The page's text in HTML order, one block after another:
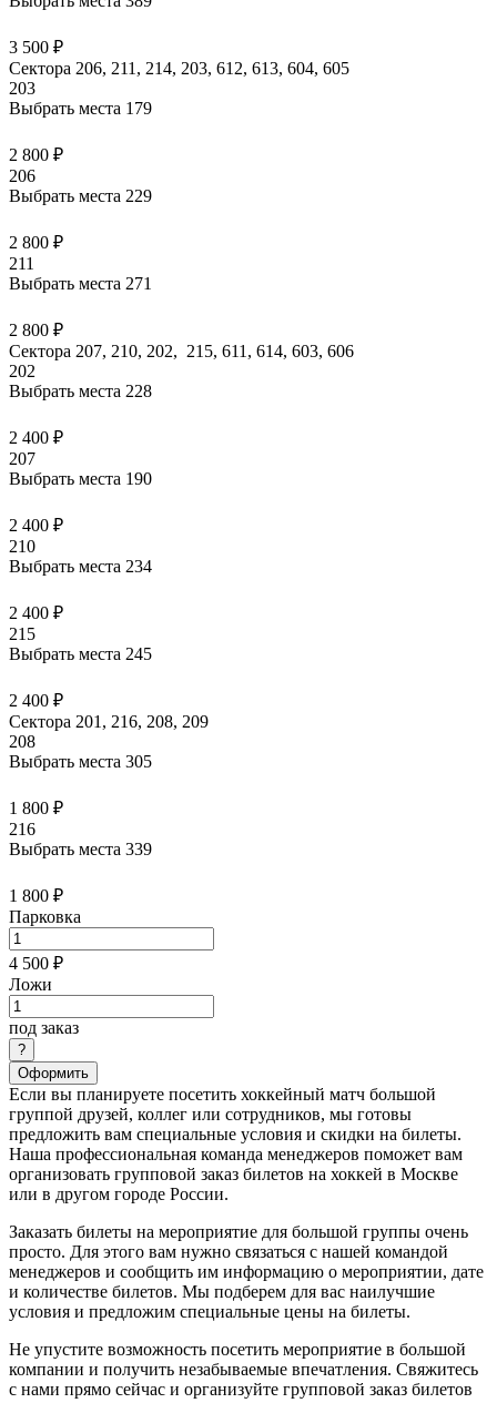
3 500 ₽
Сектора 206, 211, 214, 203, 612, 613, 604, 605
203
Выбрать места 179
2 800 ₽
206
Выбрать места 229
2 800 ₽
211
Выбрать места 271
2 800 ₽
Сектора 207, 210, 202, 215, 611, 614, 603, 606
202
Выбрать места 228
2 400 ₽
207
Выбрать места 190
2 400 ₽
210
Выбрать места 234
2 400 ₽
215
Выбрать места 245
2 400 ₽
Сектора 201, 216, 208, 209
208
Выбрать места 305
1 800 ₽
216
Выбрать места 339
1 800 ₽
Парковка
4 500 ₽
Ложи
под заказ
Оформить
Если вы планируете посетить хоккейный матч большой
группой друзей, коллег или сотрудников, мы готовы
предложить вам специальные условия и скидки на билеты.
Наша профессиональная команда менеджеров поможет вам
организовать групповой заказ билетов на хоккей в Москве
или в другом городе России.
Заказать билеты на мероприятие для большой группы очень
просто. Для этого вам нужно связаться с нашей командой
менеджеров и сообщить им информацию о мероприятии, дате
и количестве билетов. Мы подберем для вас наилучшие
условия и предложим специальные цены на билеты.
Не упустите возможность посетить мероприятие в большой
компании и получить незабываемые впечатления. Свяжитесь
с нами прямо сейчас и организуйте групповой заказ билетов